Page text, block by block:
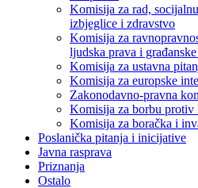
Komisija za rad,
izbjeglice i zdravstvo
Komisija za
ljudska prava i
Komisija za ustavna
Komisija za europske
Zakonodavno-pravna
Komisija za borbu protiv
Komisija za boračka i
Poslanička pitanja i inicijative
Javna rasprava
Priznanja
Ostalo